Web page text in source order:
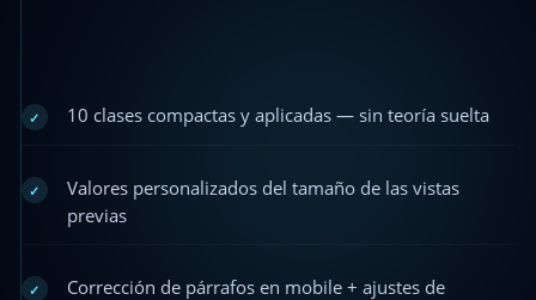
✓ 10 clases compactas y aplicadas — sin teoría suelta
✓
Valores personalizados del tamaño de las vistas
previas
✓
Corrección de párrafos en mobile + ajustes de